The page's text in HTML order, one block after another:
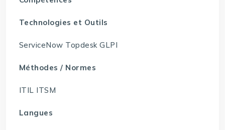
Technologies et Outils
ServiceNow Topdesk GLPI
Méthodes / Normes
ITIL ITSM
Langues